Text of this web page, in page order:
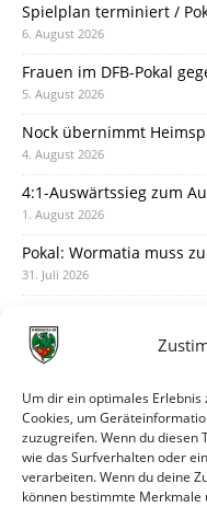
Um dir ein optimales
Cookies, um
zuzugreifen. Wenn du diesen
wie das Surfverhalten oder
verarbeiten. Wenn du deine
können bestimmte
Spielplan terminiert /
6. August 2026
Frauen im DFB-Pokal
5. August 2026
Nock übernimmt
4. August 2026
4:1-Auswärtssieg zum
1. August 2026
Pokal: Wormatia muss
31. Juli 2026
30. Juli 2026
28. Juli 2026
Neuer Rückensponsor
28. Juli 2026
Neue Podcast-Folge: So